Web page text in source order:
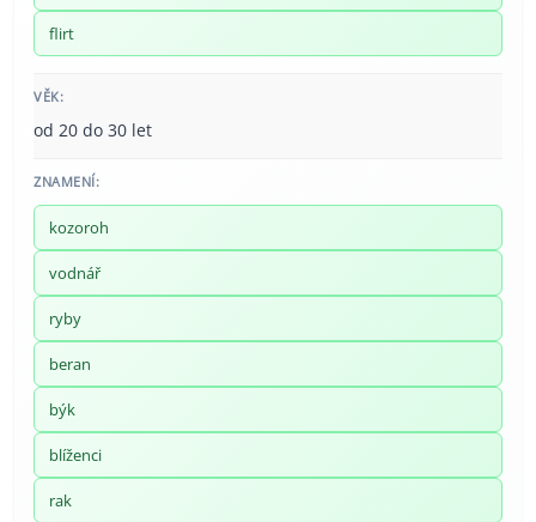
flirt
VĚK:
od 20 do 30 let
ZNAMENÍ:
kozoroh
vodnář
ryby
beran
býk
blíženci
rak